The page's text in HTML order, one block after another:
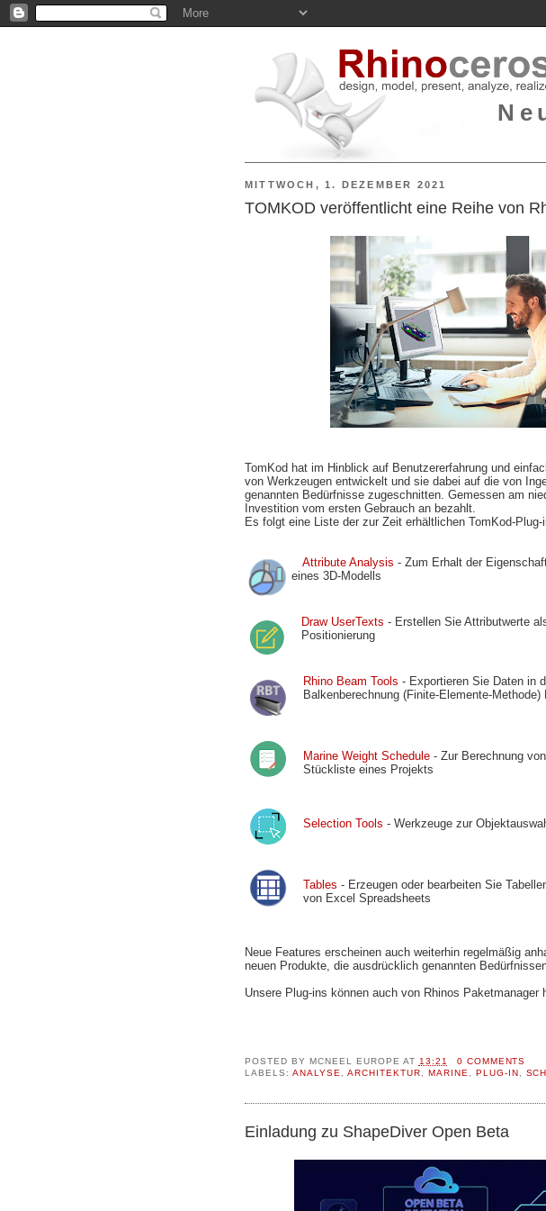
MITTWOCH, 1. DEZEMBER 2021
TOMKOD veröffentlicht eine Reihe von
TomKod hat im Hinblick auf Benutzererfahrung und
von Werkzeugen entwickelt und sie dabei auf die von
genannten Bedürfnisse zugeschnitten. Gemessen am
Investition vom ersten Gebrauch an bezahlt.
Es folgt eine Liste der zur Zeit erhältlichen TomKod-Plug-
Attribute Analysis - Zum Erhalt der
eines 3D-Modells
Draw UserTexts - Erstellen Sie Attributwerte
Positionierung
Rhino Beam Tools - Exportieren Sie Daten in
Balkenberechnung (Finite-Elemente-
Marine Weight Schedule - Zur Berechnung
Stückliste eines Projekts
Selection Tools - Werkzeuge zur
Tables - Erzeugen oder bearbeiten Sie
von Excel Spreadsheets
Neue Features erscheinen auch weiterhin regelmäßig
neuen Produkte, die ausdrücklich genannten
Unsere Plug-ins können auch von Rhinos Paketmanager
POSTED BY MCNEEL EUROPE AT 13:21
0 COMMENTS
LABELS: ANALYSE ARCHITEKTUR MARINE PLUG-IN
Einladung zu ShapeDiver Open Beta